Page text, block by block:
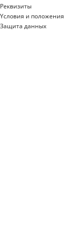
Реквизиты
Yсловия и положения
Защита данных